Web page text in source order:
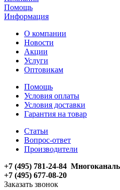
Помощь
Информация
О компании
Новости
Акции
Услуги
Оптовикам
Помощь
Условия оплаты
Условия доставки
Гарантия на товар
Статьи
Вопрос-ответ
Производители
+7 (495) 781-24-84
+7 (495) 677-08-20
Заказать звонок